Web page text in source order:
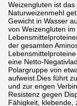
Weizengluten ist
Naturweizenmehl
Gewicht in Wasser
von Weizengluten
der gesamten
eine Netto-
Polargruppe von
aufweist.Dies führt
und zur engen
Resistenz gegen
Fähigkeit, klebende,